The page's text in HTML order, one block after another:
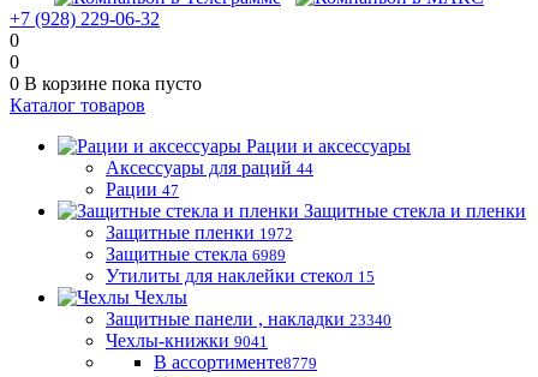
+7 (928) 229-06-32
0
0
0 В корзине пока пусто
Каталог товаров
Рации и аксессуары
Аксессуары для раций 44
Рации 47
Защитные стекла и пленки
Защитные пленки 1972
Защитные стекла 6989
Утилиты для наклейки стекол 15
Чехлы
Защитные панели , накладки 23340
Чехлы-книжки 9041
В ассортименте8779